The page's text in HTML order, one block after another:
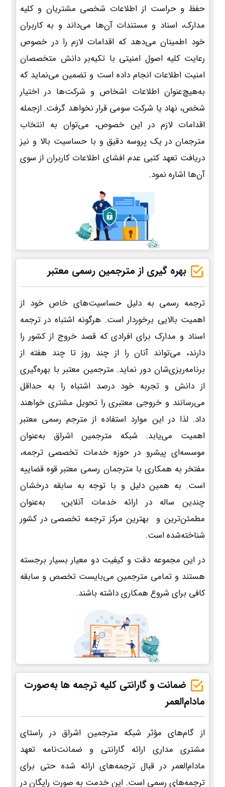
حفظ و حراست از اطلاعات شخصی مشتریان و کلیه
مدارک، اسناد و مستندات آن‌ها می‌داند و به کاربران
خود اطمینان می‌دهد که اقدامات لازم را در خصوص
رعایت کلیه اصول امنیتی با تکیه‌بر دانش متخصصان
امنیت اطلاعات انجام داده است و تضمین می‌نماید که
به‌هیچ‌عنوان اطلاعات اشخاص و شرکت‌ها در اختیار
شخص، نهاد یا شرکت سومی قرار نخواهد گرفت. ازجمله
اقدامات لازم در این خصوص، می‌توان به انتخاب
مترجمان در یک پروسه دقیق و با حساسیت بالا و نیز
دریافت تعهد کتبی عدم افشای اطلاعات کاربران از سوی
آن‌ها اشاره نمود.
بهره گیری از مترجمین رسمی معتبر
ترجمه رسمی به دلیل حساسیت‌های خاص خود از
اهمیت بالایی برخوردار است. هرگونه اشتباه در ترجمه
اسناد و مدارک برای افرادی که قصد خروج از کشور را
دارند، می‌تواند آنان را از چند روز تا چند هفته از
برنامه‌ریزی‌شان دور نماید. مترجمین معتبر با بهره‌گیری
از دانش و تجربه خود درصد اشتباه را به حداقل
می‌رسانند و خروجی معتبری را تحویل مشتری خواهند
داد. لذا در این موارد استفاده از مترجم رسمی معتبر
اهمیت می‌یابد. شبکه مترجمین اشراق به‌عنوان
موسسه‌ای پیشرو در حوزه خدمات تخصصی ترجمه،
مفتخر به همکاری با مترجمان رسمی معتبر قوه قضاییه
است. به همین دلیل و با توجه به سابقه درخشان
چندین ساله در ارائه خدمات آنلاین، به‌عنوان
مطمئن‌ترین و بهترین مرکز ترجمه تخصصی در کشور
شناخته‌شده است.
در این مجموعه دقت و کیفیت دو معیار بسیار برجسته
هستند و تمامی مترجمین می‌بایست تخصص و سابقه
کافی برای شروع همکاری داشته باشند.
ضمانت و گارانتی کلیه ترجمه ها به‌صورت
مادام‌العمر
از گام‌های مؤثر شبکه مترجمین اشراق در راستای
مشتری مداری ارائه گارانتی و ضمانت‌نامه تعهد
مادام‌العمر در قبال ترجمه‌های ارائه شده حتی برای
ترجمه‌های رسمی است. این خدمت به صورت رایگان در